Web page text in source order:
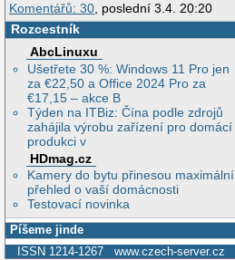
Komentářů: 30, poslední 3.4. 20:20
Rozcestník
AbcLinuxu
Ušetřete 30 %: Windows 11 Pro jen
za €22,50 a Office 2024 Pro za
€17,15 – akce B
Týden na ITBiz: Čína podle zdrojů
zahájila výrobu zařízení pro domácí
produkci v
HDmag.cz
Kamery do bytu přinesou maximální
přehled o vaší domácnosti
Testovací novinka
Píšeme jinde
ISSN 1214-1267 www.czech-server.cz